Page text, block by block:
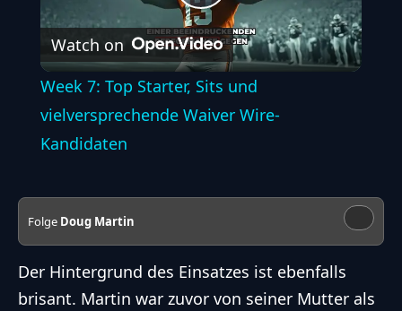
Play
Video
Watch on
Week 7: Top Starter, Sits und
vielversprechende Waiver Wire-
Kandidaten
Folge Doug Martin
Der Hintergrund des Einsatzes ist ebenfalls
brisant. Martin war zuvor von seiner Mutter als